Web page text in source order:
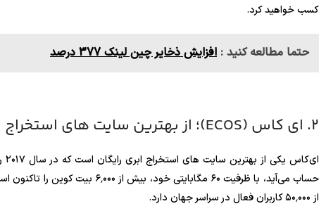
کسب خواهید کرد.
حتما مطالعه کنید : افزایش ذخایر چین ‌لینک 377 درصد
2. ای کاس (ECOS)؛ از بهترین سایت های استخراج ابری رایگان
حساب می‌آید، با ظرفیت ۶۰
از ۵۰٬۰۰۰ کاربران فعال در سراسر جهان دارد.